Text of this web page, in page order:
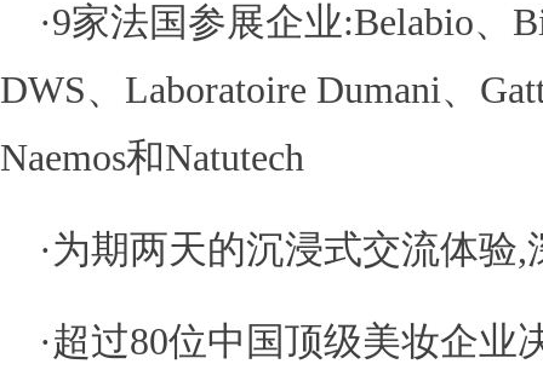
·9家法国参展企业:Belabio、
DWS、Laboratoire Dumani、
Naemos和Natutech
·为期两天的沉浸式交流体验
·超过80位中国顶级美妆企